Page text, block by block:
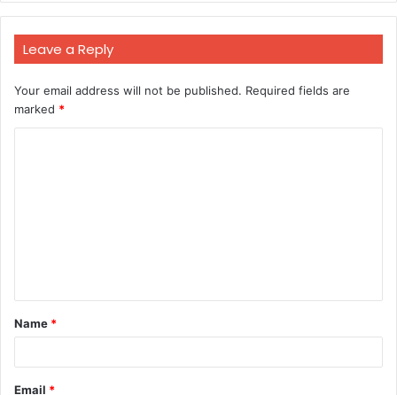
Leave a Reply
Your email address will not be published. Required fields are
marked *
t
*
Name *
Email *